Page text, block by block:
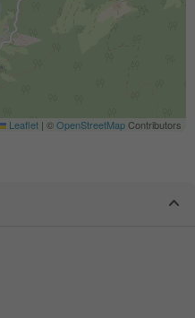
Leaflet | ©OpenStreetMapContributors